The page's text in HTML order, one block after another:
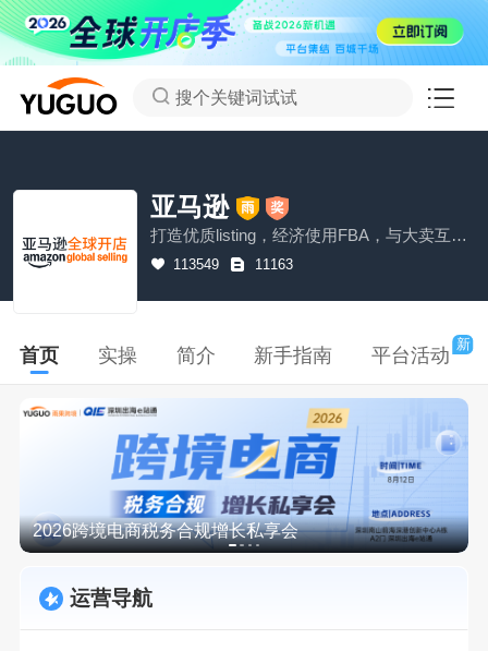
搜个关键词试试
亚马逊
打造优质listing，经济使用FBA，与大卖互动畅聊如何提升单量。
113549 11163
首页 实操 简介 新手指南 平台活动
新
2026跨境电商税务合规增长私享会
运营导航